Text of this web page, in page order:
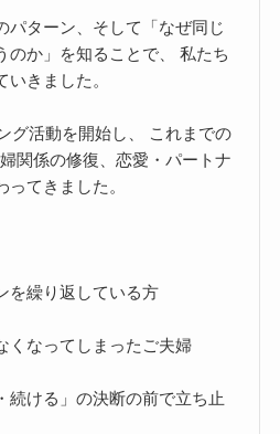
パターン、そして「なぜ同じ
のか」を知ることで、 私たち
きました。
グ活動を開始し、 これまでの
関係の修復、恋愛・パートナ
てきました。
を繰り返している方
くなってしまったご夫婦
続ける」の決断の前で立ち止